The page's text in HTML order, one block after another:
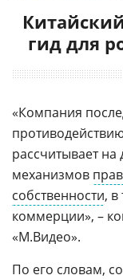
гид для
«Компания
рассчитывает
механизмов
собственности, в
коммерции», –
«М.Видео».
По его словам,